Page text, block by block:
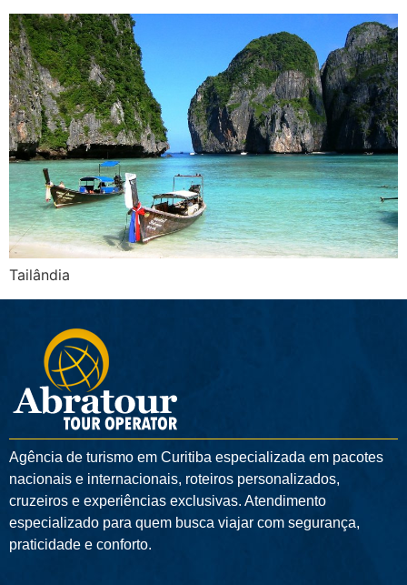
Tailândia
Agência de turismo em Curitiba especializada em pacotes
nacionais e internacionais, roteiros personalizados,
cruzeiros e experiências exclusivas. Atendimento
especializado para quem busca viajar com segurança,
praticidade e conforto.